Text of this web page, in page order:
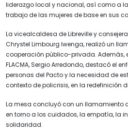
liderazgo local y nacional, así como a
trabajo de las mujeres de base en sus
La vicealcaldesa de Libreville y
Chrystel Limbourg Iwenga, realizó un
cooperación público-privada. Además,
FLACMA, Sergio Arredondo, destacó el
personas del Pacto y la necesidad de
contexto de policrisis, en la redefinición
La mesa concluyó con un llamamiento
en torno a los cuidados, la empatía, la
solidaridad.